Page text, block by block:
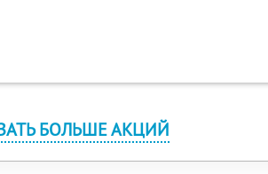
БОЛЬШЕ АКЦИЙ